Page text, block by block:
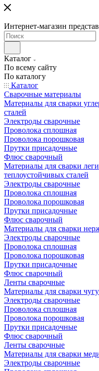
Интернет-магазин
Каталог
По всему сайту
По каталогу
Каталог
Сварочные материалы
Материалы для сварки
сталей
Электроды сварочные
Проволока сплошная
Проволока порошковая
Прутки присадочные
Флюс сварочный
Материалы для сварки
теплоустойчивых сталей
Электроды сварочные
Проволока сплошная
Проволока порошковая
Прутки присадочные
Флюс сварочный
Материалы для сварки
Электроды сварочные
Проволока сплошная
Проволока порошковая
Прутки присадочные
Флюс сварочный
Ленты сварочные
Материалы для сварки
Электроды сварочные
Проволока сплошная
Проволока порошковая
Прутки присадочные
Флюс сварочный
Ленты сварочные
Материалы для сварки
Электроды сварочные